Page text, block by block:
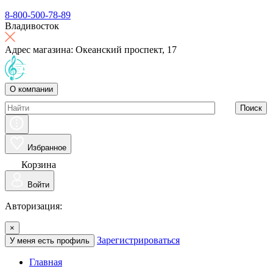
8-800-500-78-89
Владивосток
Адрес магазина: Океанский проспект, 17
О компании
Поиск
Избранное
Корзина
Войти
Авторизация:
×
У меня есть профиль
Зарегистрироваться
Главная